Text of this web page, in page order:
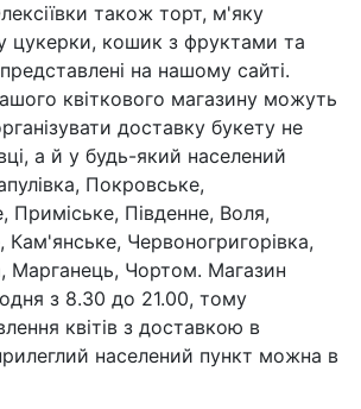
також торт, м'яку
цукерки, кошик з фруктами та
на нашому сайті.
квіткового магазину можуть
доставку букету не
а й у будь-який населений
Покровське,
Приміське, Південне, Воля,
Кам'янське, Червоногригорівка,
Марганець, Чортом. Магазин
з 8.30 до 21.00, тому
квітів з доставкою в
населений пункт можна в